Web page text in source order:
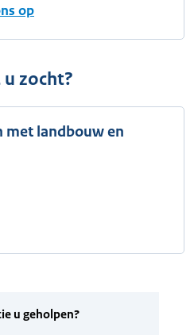
op
zocht?
met landbouw en